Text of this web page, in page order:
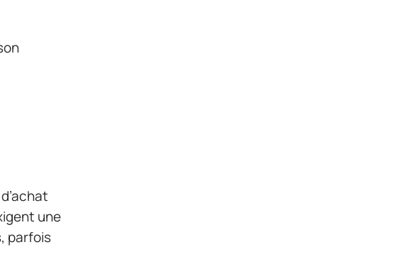
une
parfois